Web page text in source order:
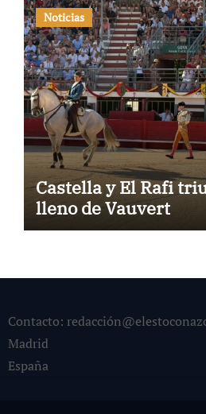
Noticias
Castella y El Rafi
lleno de Vauvert
Contacto:
Madrid
España